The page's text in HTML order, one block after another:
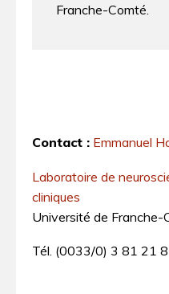
Franche-Comté.
Contact : Emmanuel
Laboratoire de
cliniques
Université de Franche-
Tél. (0033/0) 3 81 21